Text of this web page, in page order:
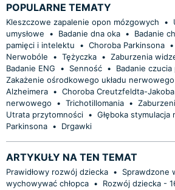
POPULARNE TEMATY
Kleszczowe zapalenie opon mózgowych •
umysłowe
• Badanie dna oka • Badanie
pamięci i intelektu
• Choroba Parkinsona •
Nerwobóle
• Tężyczka • Zaburzenia
Badanie ENG
• Senność • Badanie
Zakażenie ośrodkowego układu nerwowego
Alzheimera • Choroba Creutzfeldta-Jakoba
nerwowego
• Trichotillomania •
Utrata przytomności • Głęboka
Parkinsona • Drgawki
ARTYKUŁY NA TEN TEMAT
Prawidłowy rozwój dziecka •
Sprawdzone
wychowywać chłopca • Rozwój dziecka -